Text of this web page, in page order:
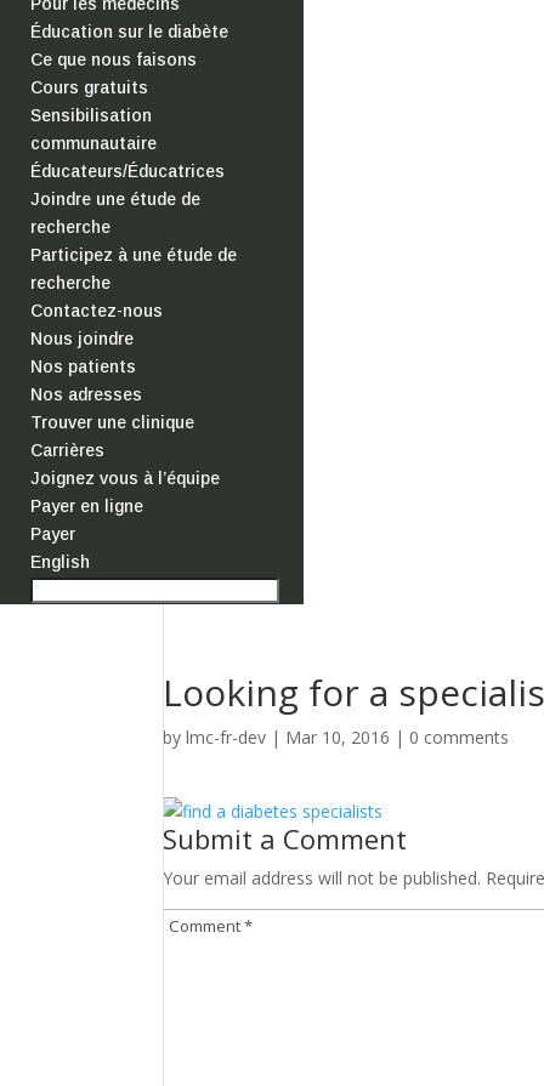
Éducation sur le diabète
Ce que nous faisons
Cours gratuits
Sensibilisation
communautaire
Éducateurs/Éducatrices
Joindre une étude de
recherche
Participez à une étude de
recherche
Contactez-nous
Nous joindre
Nos patients
Nos adresses
Trouver une clinique
Carrières
Joignez vous à l’équipe
Payer en ligne
Payer
English
Looking for a
bylmc-fr-dev | Mar 10, 2016 | 0 comments
Submit a Comment
Your email address will not be published.